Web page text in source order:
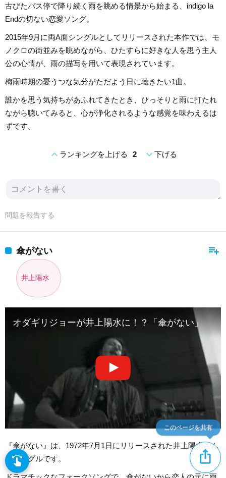
古びたバス停で降り続く雨を眺める情景から始まる、indigo la
Endの切ない恋愛ソング。
2015年9月に両A面シングルとしてリリースされた本作では、モ
ノクロの街並みを眺めながら、ひたすらに好きな人を思う主人
公の心情が、雨の描写を用いて表現されています。
梅雨時期の憂うつな気分がただよう日に聴きたい1曲。
誰かを思う気持ちがあふれてきたとき、ひっそりと雨に打たれ
ながら聴いてみると、心が浄化されるような感覚を味わえるは
ずです。
expand_lessランキングを上げる 2 expand_more下げる
問題を報告する
playlist_add
傘がない
井上陽水
オダギリジョーが井上陽水に！？「傘がない」
『傘がない』は、1972年7月1日にリリースされた井上陽水さん
のシングルです。
ios_share
このページを共有
swipe 指先で音楽をブラウズ